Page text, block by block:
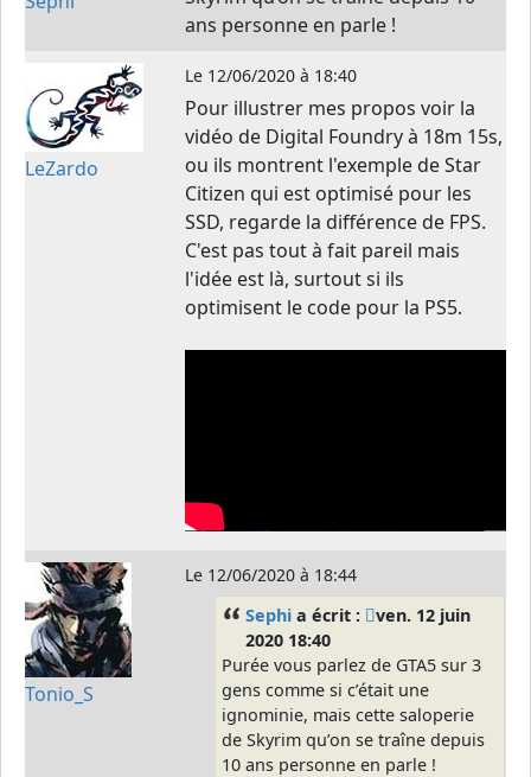
ans personne en parle !
LeZardo
Le 12/06/2020 à 18:40
Pour illustrer mes propos voir la
vidéo de Digital Foundry à 18m 15s,
ou ils montrent l'exemple de Star
Citizen qui est optimisé pour les
SSD, regarde la différence de FPS.
C'est pas tout à fait pareil mais
l'idée est là, surtout si ils
optimisent le code pour la PS5.
Tonio_S
Le 12/06/2020 à 18:44
Sephi a écrit :
ven. 12 juin
2020 18:40
Purée vous parlez de GTA5 sur 3
gens comme si c’était une
ignominie, mais cette saloperie
de Skyrim qu’on se traîne depuis
10 ans personne en parle !